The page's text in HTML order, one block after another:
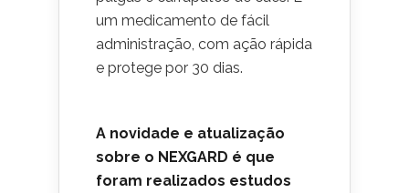
um medicamento de fácil
administração, com ação rápida
e protege por 30 dias.
A novidade e atualização
sobre o NEXGARD é que
foram realizados estudos